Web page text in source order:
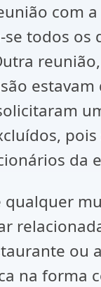
com
todos
da
ou
na forma